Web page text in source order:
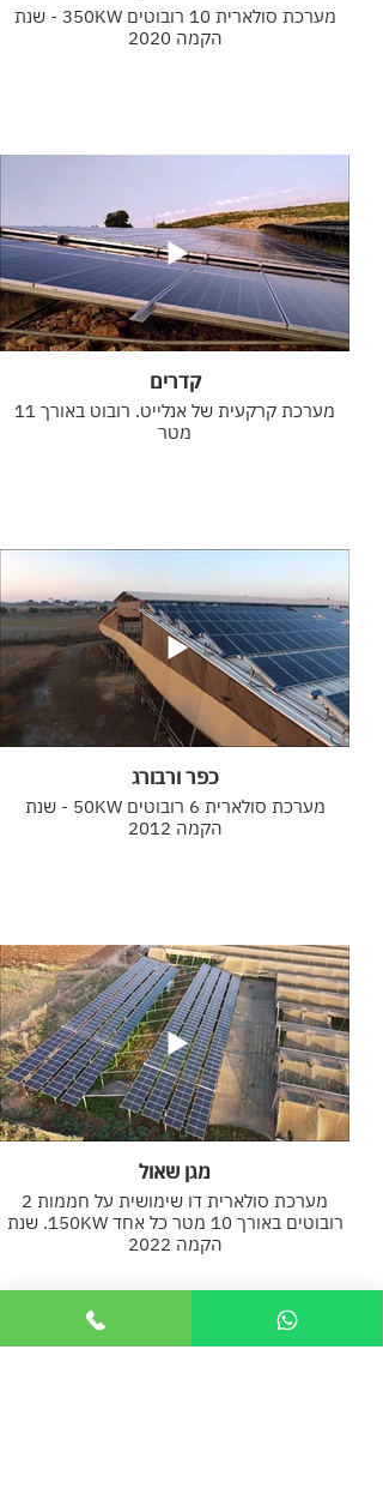
מערכת סולארית 10 רובוטים 350KW - שנת
הקמה 2020
קדרים
מערכת קרקעית של אנלייט. רובוט באורך 11
מטר
כפר ורבורג
מערכת סולארית 6 רובוטים 50KW - שנת
הקמה 2012
מגן שאול
מערכת סולארית דו שימושית על חממות 2
רובוטים באורך 10 מטר כל אחד 150KW. שנת
הקמה 2022